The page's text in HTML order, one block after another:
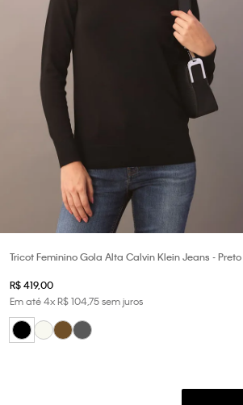
Tricot Feminino Gola Alta Calvin Klein Jeans - Preto
R$ 419,00
Em até4xR$ 104,75sem juros